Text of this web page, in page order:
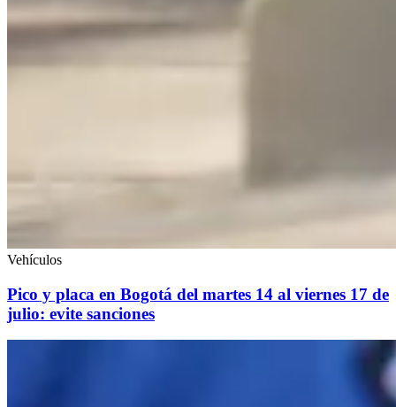
Vehículos
Pico y placa en Bogotá del martes 14 al viernes 17 de
julio: evite sanciones